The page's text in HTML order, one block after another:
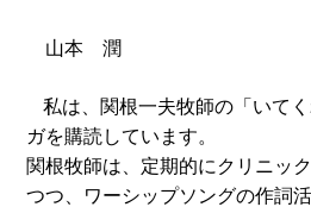
山本 潤
私は、関根一夫牧師の「いて
ガを購読しています。
関根牧師は、定期的にクリニッ
つつ、ワーシップソングの作詞